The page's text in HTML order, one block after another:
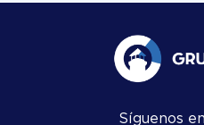
Síguenos